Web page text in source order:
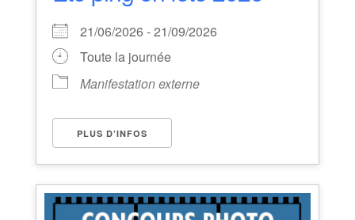
21/06/2026 - 21/09/2026
Toute la journée
Manifestation externe
PLUS D’INFOS